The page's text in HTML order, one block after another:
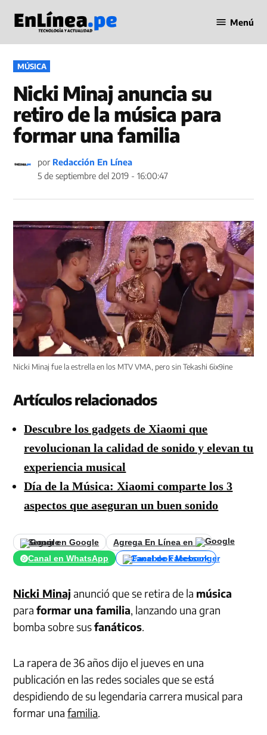
contenido
en Línea
Menú
PUBLICADO
EN
MÚSICA
Nicki Minaj anuncia su
retiro de la música para
formar una familia
por Redacción En Línea
5 de septiembre del 2019 - 16:00:47
Nicki Minaj fue la estrella en los MTV VMA, pero sin Tekashi 6ix9ine
Artículos relacionados
Descubre los gadgets de Xiaomi que
revolucionan la calidad de sonido y elevan tu
experiencia musical
Día de la Música: Xiaomi comparte los 3
aspectos que aseguran un buen sonido
Seguir en Google
Agrega En Línea en
Canal en WhatsApp
Canal de Facebook
Nicki Minajanunció que se retira de la música
paraformar una familia, lanzando una gran
bomba sobre susfanáticos.
La rapera de 36 años dijo el jueves en una
publicación en las redes sociales que se está
despidiendo de su legendaria carrera musical para
formar unafamilia.